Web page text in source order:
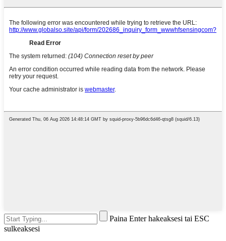
Paina Enter hakeaksesi tai ESC
sulkeaksesi